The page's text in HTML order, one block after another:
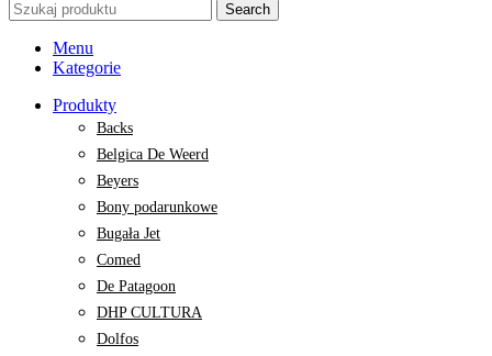
Search
Menu
Kategorie
Produkty
Backs
Belgica De Weerd
Beyers
Bony podarunkowe
Bugała Jet
Comed
De Patagoon
DHP CULTURA
Dolfos